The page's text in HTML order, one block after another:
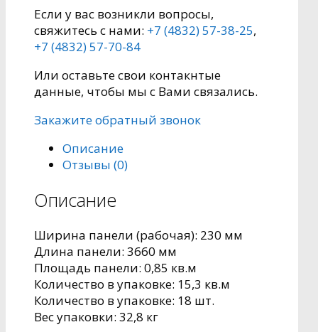
Если у вас возникли вопросы,
свяжитесь с нами: +7 (4832) 57-38-25,
+7 (4832) 57-70-84
Или оставьте свои контакнтые
данные, чтобы мы с Вами связались.
Закажите обратный звонок
Описание
Отзывы (0)
Описание
Ширина панели (рабочая): 230 мм
Длина панели: 3660 мм
Площадь панели: 0,85 кв.м
Количество в упаковке: 15,3 кв.м
Количество в упаковке: 18 шт.
Вес упаковки: 32,8 кг